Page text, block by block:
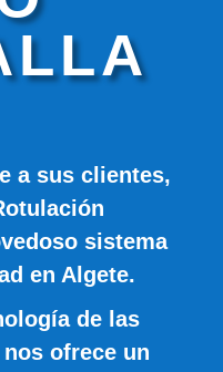
a sus clientes,
sistema
en Algete.
de las
ofrece un